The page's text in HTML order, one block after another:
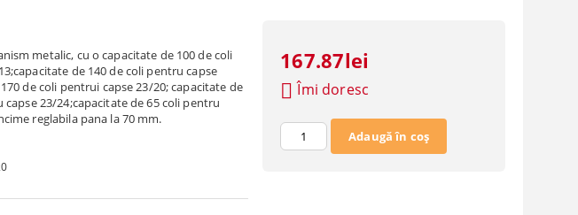
metalic, cu o capacitate de 100 de coli
de 140 de coli pentru capse
de coli pentrui capse 23/20; capacitate de
capse 23/24;capacitate de 65 coli pentru
reglabila pana la 70 mm.
167.87lei
Îmi doresc